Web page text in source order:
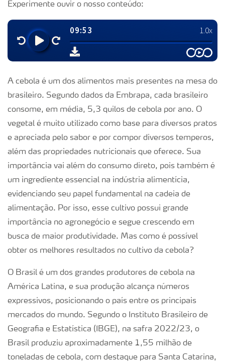
Experimente ouvir o nosso conteúdo:
A cebola é um dos alimentos mais presentes na mesa do
brasileiro. Segundo dados da Embrapa, cada brasileiro
consome, em média, 5,3 quilos de cebola por ano. O
vegetal é muito utilizado como base para diversos pratos
e apreciada pelo sabor e por compor diversos temperos,
além das propriedades nutricionais que oferece. Sua
importância vai além do consumo direto, pois também é
um ingrediente essencial na indústria alimentícia,
evidenciando seu papel fundamental na cadeia de
alimentação. Por isso, esse cultivo possui grande
importância no agronegócio e segue crescendo em
busca de maior produtividade. Mas como é possível
obter os melhores resultados no cultivo da cebola?
O Brasil é um dos grandes produtores de cebola na
América Latina, e sua produção alcança números
expressivos, posicionando o país entre os principais
mercados do mundo. Segundo o Instituto Brasileiro de
Geografia e Estatística (IBGE), na safra 2022/23, o
Brasil produziu aproximadamente 1,55 milhão de
toneladas de cebola, com destaque para Santa Catarina,